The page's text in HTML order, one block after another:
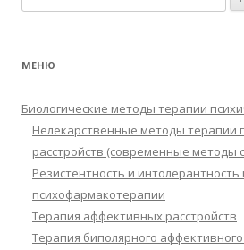
МЕНЮ
Биологические методы терапии
Нелекарственные методы терапии
расстройств (современные методы
Резистентность и интолерантность
психофармакотерапии
Терапия аффективных расстройств
Терапия биполярного